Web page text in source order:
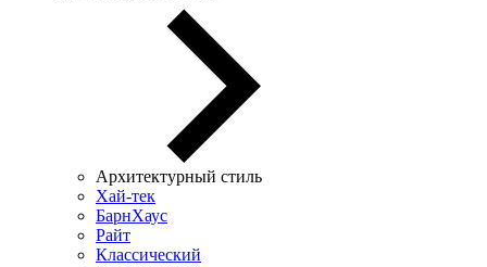
Архитектурный стиль
Хай-тек
БарнХаус
Райт
Классический